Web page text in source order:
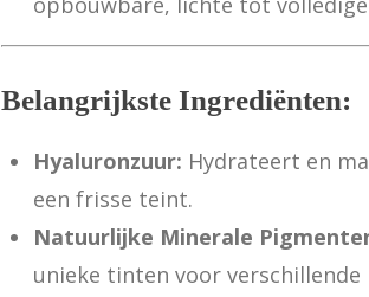
Belangrijkste Ingrediënten:
Hyaluronzuur: Hydrateert en
een frisse teint.
Natuurlijke Minerale
unieke tinten voor